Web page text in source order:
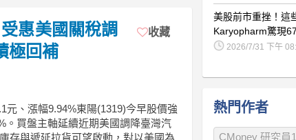
惠美國關稅調
極回補
收藏
元、漲幅9.94%東陽(1319)今早股價強
。買盤主軸延續近期美國調降臺灣汽
存與遞延拉貨可望啟動，對以美國為
美股前市重挫！這
Karyopharm驚現
2026/7/31 下午
熱門作者
CMoney 研究員